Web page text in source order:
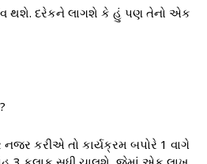
થશે. દરેકને લાગશે કે હું પણ તેનો એક
કરીએ તો કાર્યક્રમ બપોરે 1 વાગે